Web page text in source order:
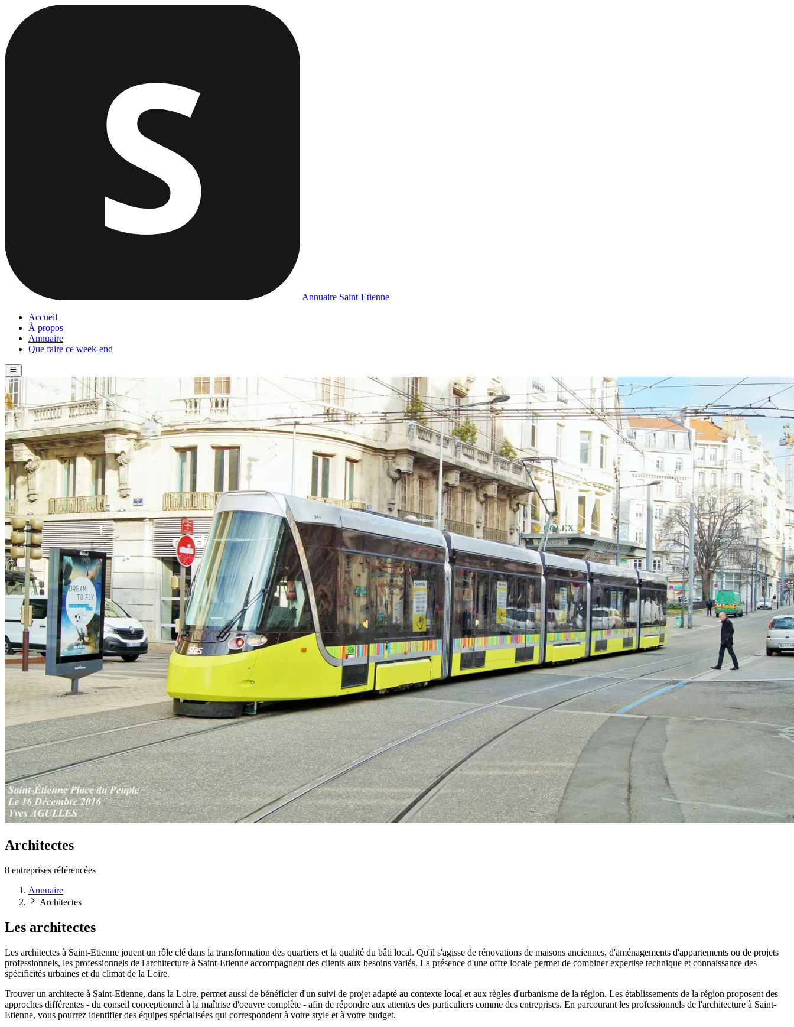
Annuaire Saint-Etienne
Accueil
À propos
Annuaire
Que faire ce week-end
Architectes
8 entreprises référencées
Annuaire
Architectes
Les architectes
Les architectes à Saint-Etienne jouent un rôle clé dans la transformation des quartiers et la qualité du bâti local. Qu'il s'agisse de rénovations de maisons anciennes, d'aménagements d'appartements ou de projets
professionnels, les professionnels de l'architecture à Saint-Etienne accompagnent des clients aux besoins variés. La présence d'une offre locale permet de combiner expertise technique et connaissance des
spécificités urbaines et du climat de la Loire.
Trouver un architecte à Saint-Etienne, dans la Loire, permet aussi de bénéficier d'un suivi de projet adapté au contexte local et aux règles d'urbanisme de la région. Les établissements de la région proposent des
approches différentes - du conseil conceptionnel à la maîtrise d'oeuvre complète - afin de répondre aux attentes des particuliers comme des entreprises. En parcourant les professionnels de l'architecture à Saint-
Etienne, vous pourrez identifier des équipes spécialisées qui correspondent à votre style et à votre budget.